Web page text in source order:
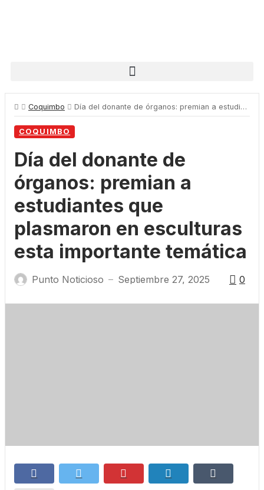
Coquimbo Día del donante de órganos: premian a estudiantes que plasmaron en esculturas esta importante temática
COQUIMBO
Día del donante de
órganos: premian a
estudiantes que
plasmaron en esculturas
esta importante temática
Punto Noticioso — Septiembre 27, 2025 0